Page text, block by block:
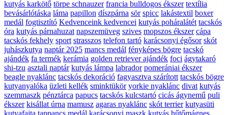
kutyás karkötő törpe schnauzer francia bulldogos ékszer textília
bevásárlótáska láma papillon díszpárna sör spicc lakástextil boxer
medál fogtisztító Kedvenceink kedvencei kutyás poháralátét tacskós
óra kutyás párnahuzat napszemüveg szives mopszos ékszer cápa
tacskós fekhely sport strasszos telefon tartó karácsonyi égősor skót
juhászkutya naptár 2025 mancs medál fényképes bögre tacskó
ajándék fa termék kerámia golden retriever ajándék foci ágytakaró
shi-tzu asztali naptár kutyás lámpa labrador pomerániai ékszer
beagle nyaklánc tacskós dekoráció fagyasztva szárított tacskós bögre
kutyanyalóka üzleti kellék sminktükör yorkie nyaklánc divat kutyás
szemmaszk pénztárca papucs tacskós kulcstartó cicás ágynemű puli
ékszer kisállat úrna mamusz agaras nyaklánc skót terrier kutyasüti
kutyafajta tappancs medál karácsonyi maszk kutyás hűtőmágnes